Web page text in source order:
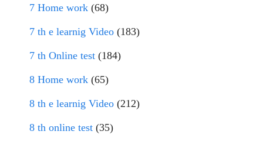
7 Home work (68)
7 th e learnig Video (183)
7 th Online test (184)
8 Home work (65)
8 th e learnig Video (212)
8 th online test (35)